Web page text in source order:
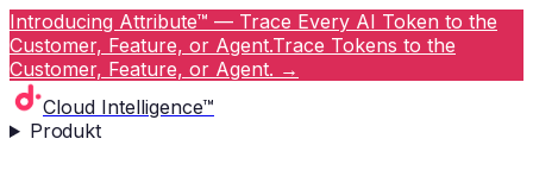
Introducing Attribute™ — Trace Every AI Token to the
Customer, Feature, or Agent.Trace Tokens to the
Customer, Feature, or Agent. →
Cloud Intelligence™
Produkt